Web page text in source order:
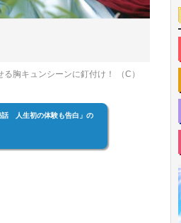
胸キュンシーンに釘付け！ （C）
話 人生初の体験も告白」の